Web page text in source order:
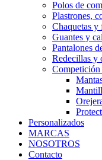
Polos de
Plastrones,
Chaquetas y
Guantes y
Pantalones
Redecillas y
Personalizados
MARCAS
NOSOTROS
Contacto